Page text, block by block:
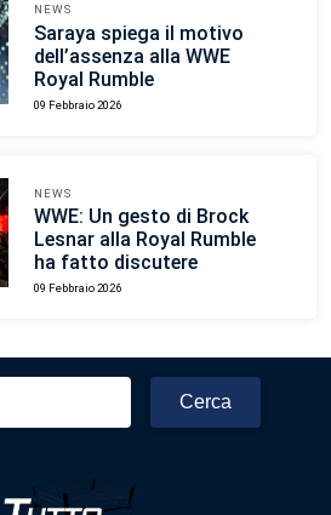
NEWS
Saraya spiega il motivo
dell’assenza alla WWE
Royal Rumble
09 Febbraio 2026
NEWS
WWE: Un gesto di Brock
Lesnar alla Royal Rumble
ha fatto discutere
09 Febbraio 2026